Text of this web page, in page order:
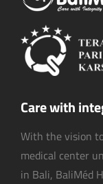
Care with
With the vision
medical center
in Bali, BaliMéd